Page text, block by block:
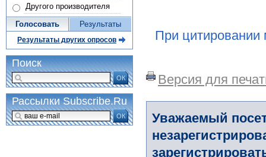
При цитировании
Версия для
Уважаемый
Другого производителя
Голосовать Результаты
Результаты других опросов
Поиск
ОК
Рассылки Subscribe.Ru
ОК